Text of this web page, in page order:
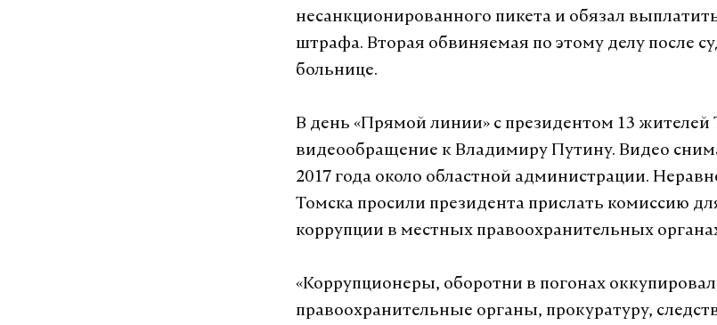
несанкционированного пикета и обязал
штрафа. Вторая обвиняемая по этому делу после
больнице.
В день «Прямой линии» с президентом 13 жителей
видеообращение к Владимиру Путину. Видео
2017 года около областной администрации.
Томска просили президента прислать комиссию
коррупции в местных правоохранительных
«Коррупционеры, оборотни в погонах
правоохранительные органы, прокуратуру,